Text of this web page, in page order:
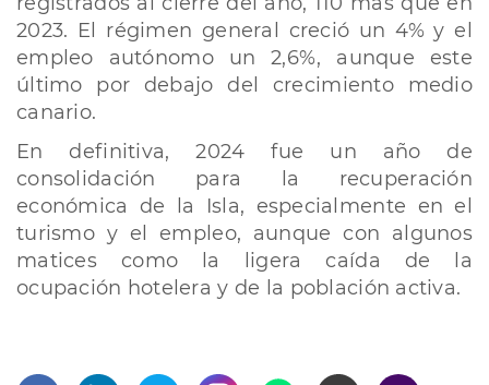
2023. El régimen general creció un 4% y el
empleo autónomo un 2,6%, aunque este
último por debajo del crecimiento medio
canario.
En definitiva, 2024 fue un año de
consolidación para la recuperación
económica de la Isla, especialmente en el
turismo y el empleo, aunque con algunos
matices como la ligera caída de la
ocupación hotelera y de la población activa.